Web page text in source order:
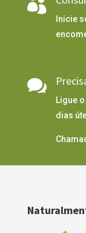

Inicie

Ligue
dias